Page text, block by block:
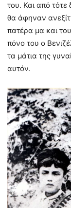
του. Και από τότε
θα άφηναν
πατέρα μα και
πόνο του ο
τα μάτια της
αυτόν.